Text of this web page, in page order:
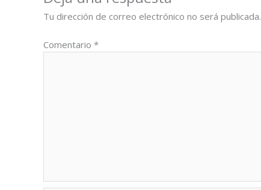
Tu dirección de correo electrónico no será publicada.
Comentario *